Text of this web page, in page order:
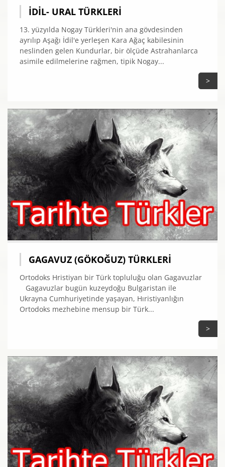
İDIL- URAL TÜRKLERI
13. yüzyılda Nogay Türkleri'nin ana gövdesinden
ayrılıp Aşağı İdil'e yerleşen Kara Ağaç kabilesinin
neslinden gelen Kundurlar, bir ölçüde Astrahanlarca
asimile edilmelerine rağmen, tipik Nogay...
>
GAGAVUZ (GÖKOĞUZ) TÜRKLERI
Ortodoks Hristiyan bir Türk topluluğu olan Gagavuzlar
Gagavuzlar bugün kuzeydoğu Bulgaristan ile
Ukrayna Cumhuriyetinde yaşayan, Hıristiyanlığın
Ortodoks mezhebine mensup bir Türk...
>